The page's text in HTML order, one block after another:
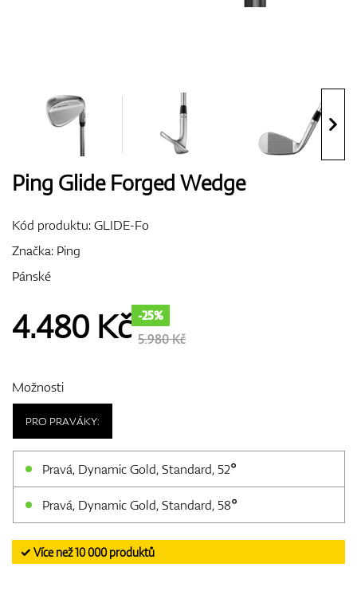
Bagy
Ping Glide Forged Wedge
Kód produktu:GLIDE-Fo
Značka: Ping
Pánské
4.480 Kč -25%
5.980 Kč
Možnosti
PRO PRAVÁKY:
Pravá, Dynamic Gold, Standard, 52°
Pravá, Dynamic Gold, Standard, 58°
✓ Více než 10 000 produktů